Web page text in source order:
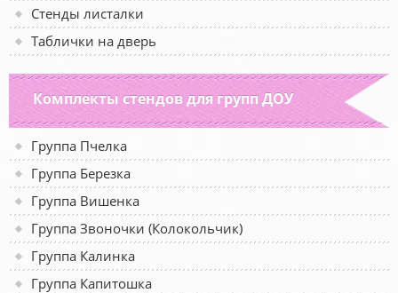
Стенды листалки
Таблички на дверь
Комплекты стендов для групп ДОУ
Группа Пчелка
Группа Березка
Группа Вишенка
Группа Звоночки (Колокольчик)
Группа Калинка
Группа Капитошка